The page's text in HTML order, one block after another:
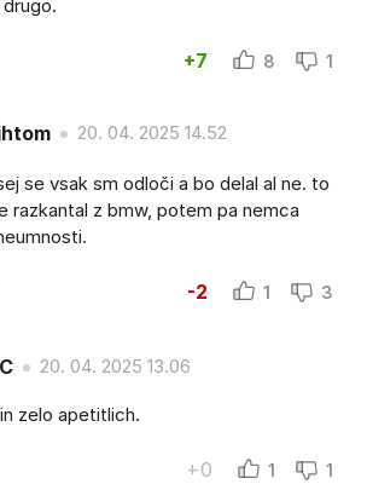
+7 8 1
20. 04. 2025 14.52
se vsak sm odloči a bo delal al ne. to
razkantal z bmw, potem pa nemca
-2 1 3
20. 04. 2025 13.06
zelo apetitlich.
+0 1 1